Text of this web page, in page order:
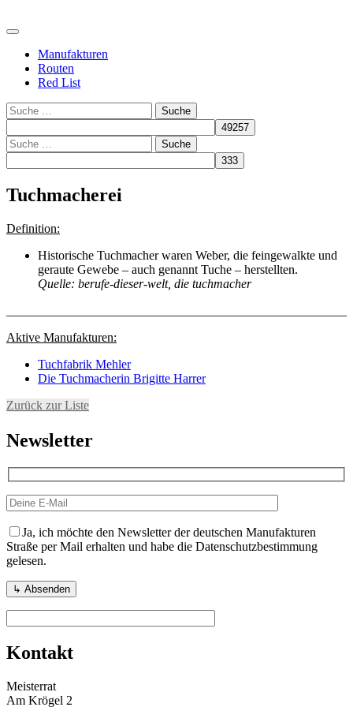
Manufakturen
Routen
Red List
Suche
Suche
Tuchmacherei
Definition:
Historische Tuchmacher waren Weber, die feingewalkte und
geraute Gewebe – auch genannt Tuche – herstellten.
Quelle: berufe-dieser-welt, die tuchmacher
Aktive Manufakturen:
Tuchfabrik Mehler
Die Tuchmacherin Brigitte Harrer
Zurück zur Liste
Newsletter
Ja, ich möchte den Newsletter der deutschen Manufakturen
Straße per Mail erhalten und habe die Datenschutzbestimmung
gelesen.
Kontakt
Meisterrat
Am Krögel 2